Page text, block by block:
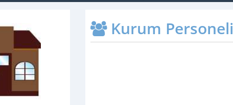
Kurum Personeli